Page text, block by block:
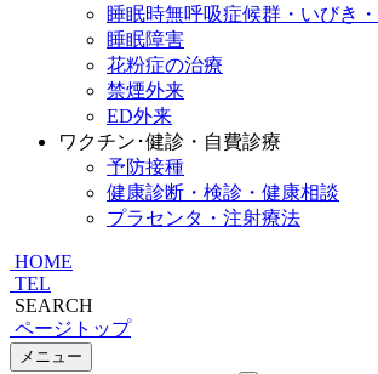
睡眠時無呼吸症候群・いびき
睡眠障害
花粉症の治療
禁煙外来
ED外来
ワクチン･健診・自費診療
予防接種
健康診断・検診・健康相談
プラセンタ・注射療法
HOME
TEL
SEARCH
ページトップ
メニュー